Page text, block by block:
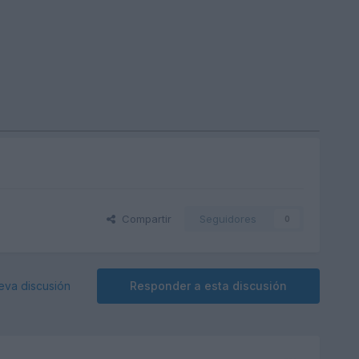
Compartir Seguidores 0
Responder a esta discusión
discusión